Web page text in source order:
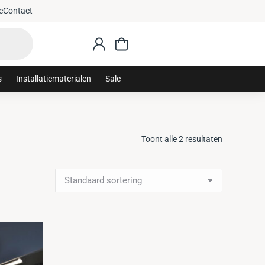
Contact
Installatiematerialen Sale
Toont alle 2 resultaten